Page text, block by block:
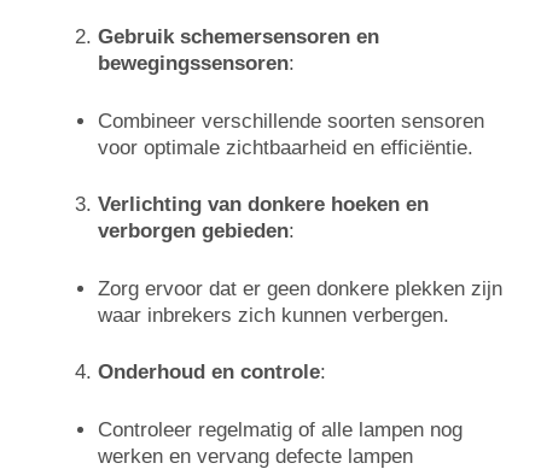
Gebruik schemersensoren en
bewegingssensoren:
Combineer verschillende soorten sensoren
voor optimale zichtbaarheid en efficiëntie.
Verlichting van donkere hoeken en
verborgen gebieden:
Zorg ervoor dat er geen donkere plekken zijn
waar inbrekers zich kunnen verbergen.
Onderhoud en controle:
Controleer regelmatig of alle lampen nog
werken en vervang defecte lampen